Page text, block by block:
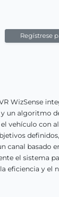
Regístrese
WizSense
un algoritmo
vehículo con
canal basado
el sistema
eficiencia y el